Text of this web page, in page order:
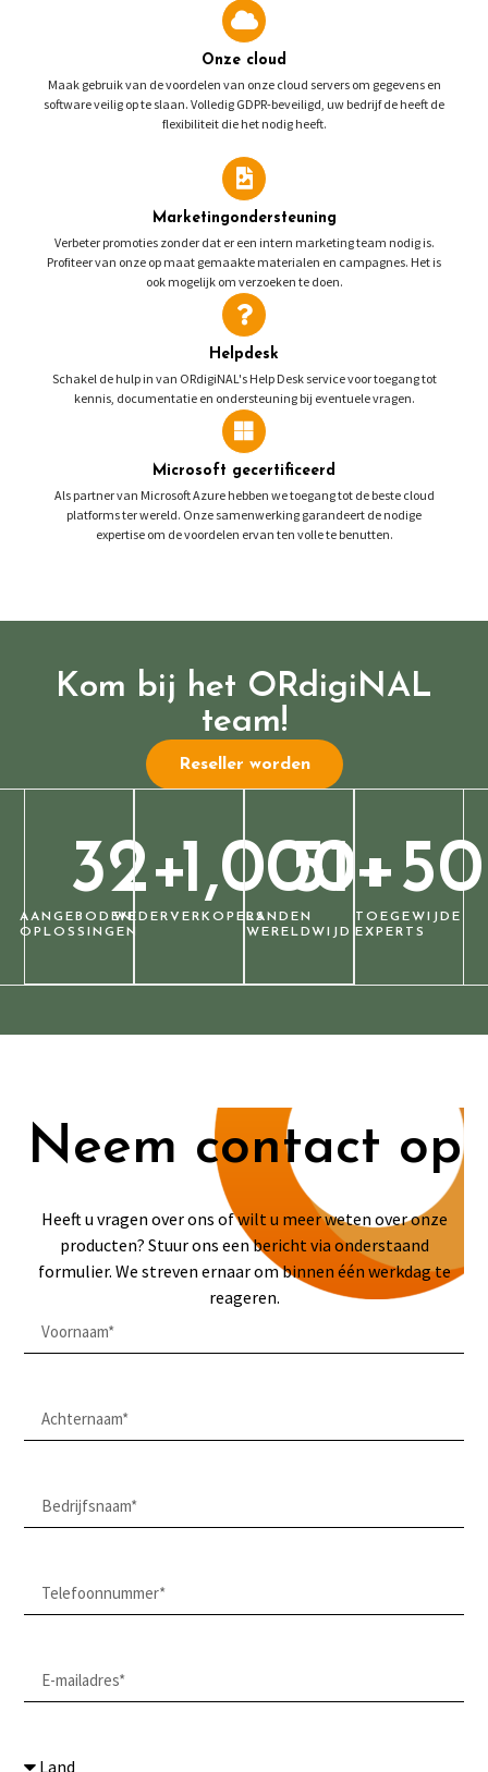
Onze cloud
Maak gebruik van de voordelen van onze cloud servers om gegevens en
software veilig op te slaan. Volledig GDPR-beveiligd, uw bedrijf de heeft de
flexibiliteit die het nodig heeft.
Marketingondersteuning
Verbeter promoties zonder dat er een intern marketing team nodig is.
Profiteer van onze op maat gemaakte materialen en campagnes. Het is
ook mogelijk om verzoeken te doen.
Helpdesk
Schakel de hulp in van ORdigiNAL's Help Desk service voor toegang tot
kennis, documentatie en ondersteuning bij eventuele vragen.
Microsoft gecertificeerd
Als partner van Microsoft Azure hebben we toegang tot de beste cloud
platforms ter wereld. Onze samenwerking garandeert de nodige
expertise om de voordelen ervan ten volle te benutten.
Kom bij het ORdigiNAL
team!
Reseller worden
AANGEBODEN
OPLOSSINGEN
32+
WEDERVERKOPERS
1,000+
LANDEN
WERELDWIJD
51+
TOEGEWIJDE
EXPERTS
50
Neem contact op
Heeft u vragen over ons of wilt u meer weten over onze
producten? Stuur ons een bericht via onderstaand
formulier. We streven ernaar om binnen één werkdag te
reageren.